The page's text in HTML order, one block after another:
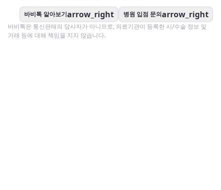
바비톡 알아보기arrow_right 병원 입점 문의arrow_right
바비톡은 통신판매의 당사자가 아니므로, 의료기관이 등록한 시/수술 정보 및
거래 등에 대해 책임을 지지 않습니다.